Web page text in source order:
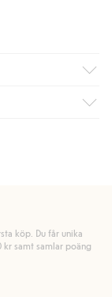
frakt till butik
medlem.
köp. Du får unika
samt samlar poäng